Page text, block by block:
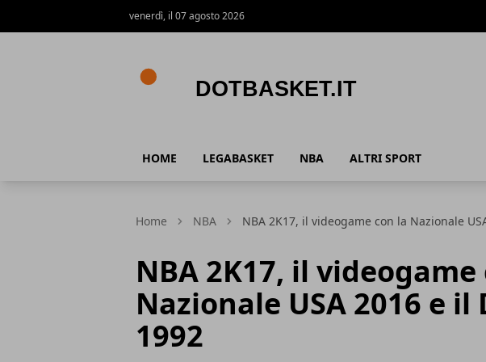
venerdì, il 07 agosto 2026
HOME LEGABASKET NBA ALTRI SPORT
Home NBA NBA 2K17, il videogame con la Nazionale
NBA 2K17, il videogame
Nazionale USA 2016 e il
1992